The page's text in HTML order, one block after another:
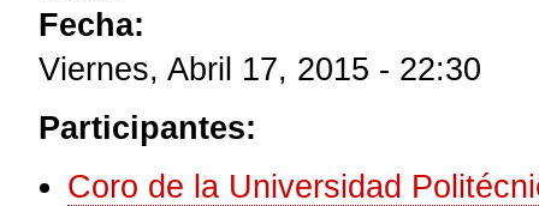
Fecha:
Viernes, Abril 17, 2015 - 22:30
Participantes:
Coro de la Universidad